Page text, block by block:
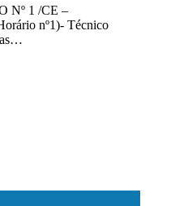
Nº 1 /CE –
nº1)- Técnico